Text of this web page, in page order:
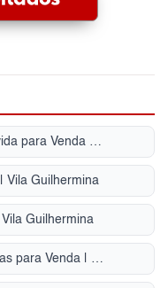
Apartamento minha casa minha vida para Venda | Vila Guilhermina
Vila Guilhermina
Guilhermina
Apartamento com portaria 24 horas para Venda | Vila Guilhermina